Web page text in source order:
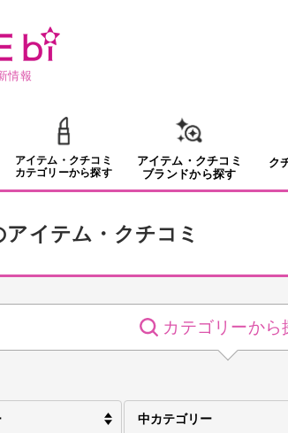
情報
アイテム・クチコミ
カテゴリーから探す
アイテム・クチコミ
ブランドから探す
ク
アイテム・クチコミ
カテゴリーから